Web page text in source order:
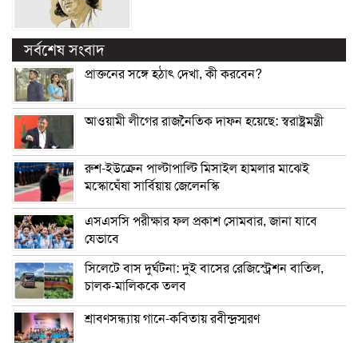
সর্বশেষ সংবাদ
প্রাক্তনের সঙ্গে হঠাৎ দেখা, কী করবেন?
আওয়ামী লীগের রাজনৈতিক দাফন হয়েছে: স্বরাষ্ট্রমন্ত্রী
রুশ-ইউক্রেন পাল্টাপাল্টি মিসাইল হামলার মাঝেই
মস্কোঘেঁষা সার্বিয়ায় জেলেনস্কি
এসএসসি পরীক্ষার ফল প্রকাশ সোমবার, জানা যাবে
যেভাবে
সিলেটে বাস দুর্ঘটনা: দুই বাসের রেজিস্ট্রেশন বাতিল,
চালক-মালিককে তলব
শ্রাবণসন্ধ্যায় গানে-কবিতায় রবীন্দ্রস্মরণ